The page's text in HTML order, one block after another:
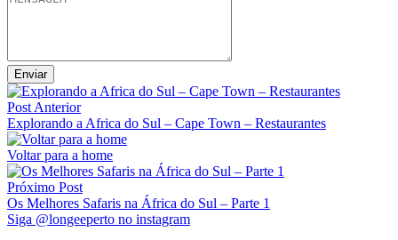
Post Anterior
Explorando a Africa do Sul – Cape Town – Restaurantes
Voltar para a home
Próximo Post
Os Melhores Safaris na África do Sul – Parte 1
Siga @longeeperto no instagram